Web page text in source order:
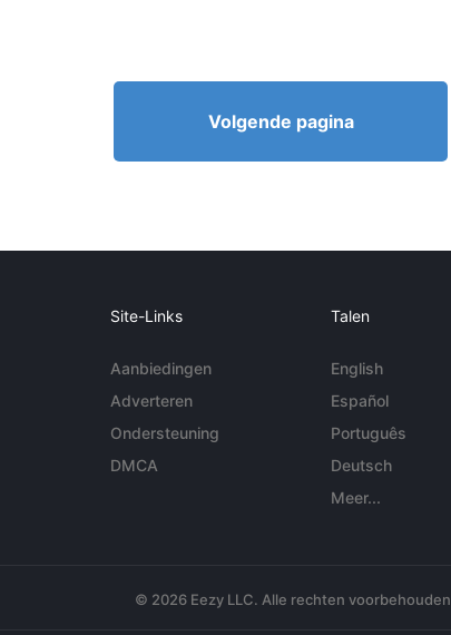
Volgende pagina
Site-Links
Aanbiedingen
Adverteren
Ondersteuning
DMCA
Talen
English
Español
Português
Deutsch
Meer...
© 2026 Eezy LLC. Alle rechten voorbehouden